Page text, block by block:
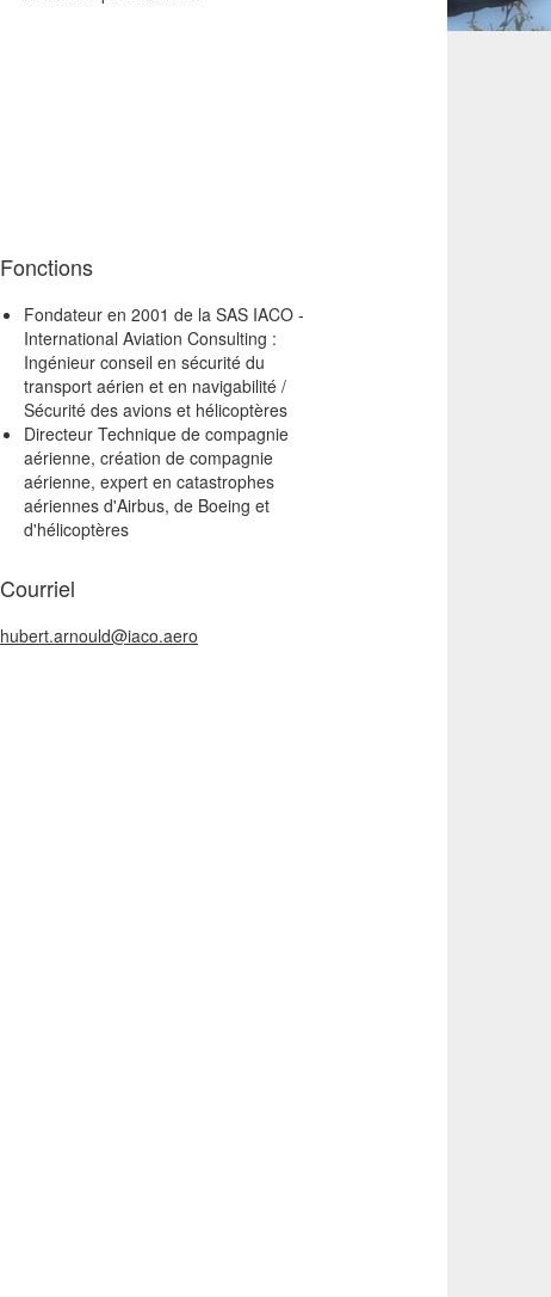
Fonctions
Fondateur en 2001 de la SAS IACO -
International Aviation Consulting :
Ingénieur conseil en sécurité du
transport aérien et en navigabilité /
Sécurité des avions et hélicoptères
Directeur Technique de compagnie
aérienne, création de compagnie
aérienne, expert en catastrophes
aériennes d'Airbus, de Boeing et
d'hélicoptères
Courriel
hubert.arnould@iaco.aero